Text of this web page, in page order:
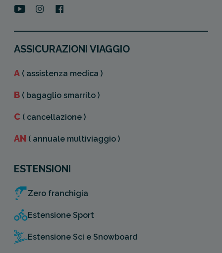
ASSICURAZIONI VIAGGIO
A ( assistenza medica )
B ( bagaglio smarrito )
C ( cancellazione )
AN ( annuale multiviaggio )
ESTENSIONI
Zero franchigia
Estensione Sport
Estensione Sci e Snowboard